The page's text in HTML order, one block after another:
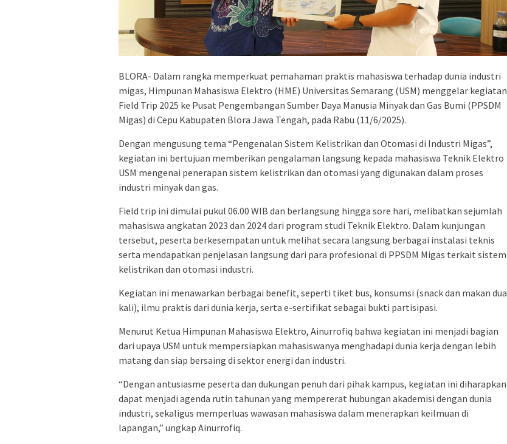
BLORA- Dalam rangka memperkuat pemahaman praktis mahasiswa terhadap dunia industri
migas, Himpunan Mahasiswa Elektro (HME) Universitas Semarang (USM) menggelar kegiatan
Field Trip 2025 ke Pusat Pengembangan Sumber Daya Manusia Minyak dan Gas Bumi (PPSDM
Migas) di Cepu Kabupaten Blora Jawa Tengah, pada Rabu (11/6/2025).
Dengan mengusung tema “Pengenalan Sistem Kelistrikan dan Otomasi di Industri Migas”,
kegiatan ini bertujuan memberikan pengalaman langsung kepada mahasiswa Teknik Elektro
USM mengenai penerapan sistem kelistrikan dan otomasi yang digunakan dalam proses
industri minyak dan gas.
Field trip ini dimulai pukul 06.00 WIB dan berlangsung hingga sore hari, melibatkan sejumlah
mahasiswa angkatan 2023 dan 2024 dari program studi Teknik Elektro. Dalam kunjungan
tersebut, peserta berkesempatan untuk melihat secara langsung berbagai instalasi teknis
serta mendapatkan penjelasan langsung dari para profesional di PPSDM Migas terkait sistem
kelistrikan dan otomasi industri.
Kegiatan ini menawarkan berbagai benefit, seperti tiket bus, konsumsi (snack dan makan dua
kali), ilmu praktis dari dunia kerja, serta e-sertifikat sebagai bukti partisipasi.
Menurut Ketua Himpunan Mahasiswa Elektro, Ainurrofiq bahwa kegiatan ini menjadi bagian
dari upaya USM untuk mempersiapkan mahasiswanya menghadapi dunia kerja dengan lebih
matang dan siap bersaing di sektor energi dan industri.
“Dengan antusiasme peserta dan dukungan penuh dari pihak kampus, kegiatan ini diharapkan
dapat menjadi agenda rutin tahunan yang mempererat hubungan akademisi dengan dunia
industri, sekaligus memperluas wawasan mahasiswa dalam menerapkan keilmuan di
lapangan,” ungkap Ainurrofiq.